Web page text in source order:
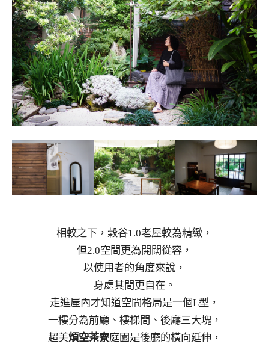
相較之下，穀谷1.0老屋較為精緻，
但2.0空間更為開闊從容，
以使用者的角度來說，
身處其間更自在。
走進屋內才知道空間格局是一個L型，
一樓分為前廳、樓梯間、後廳三大塊，
超美煩空茶寮庭園是後廳的橫向延伸，